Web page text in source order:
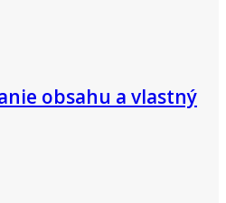
obsahu a vlastný